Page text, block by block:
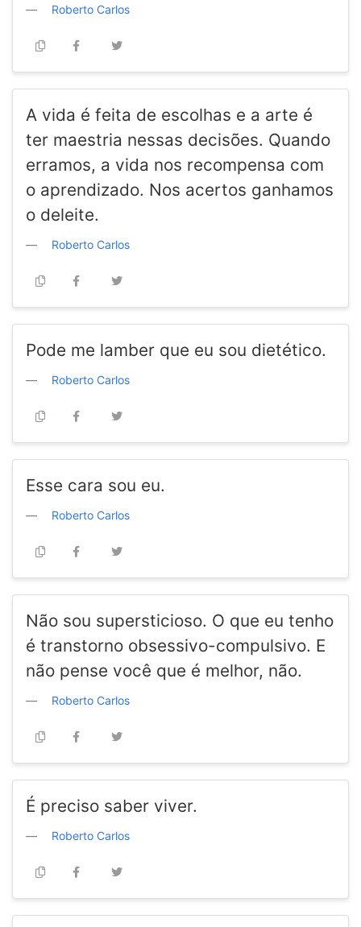
Roberto Carlos
A vida é feita de escolhas e a arte é
ter maestria nessas decisões. Quando
erramos, a vida nos recompensa com
o aprendizado. Nos acertos ganhamos
o deleite.
Roberto Carlos
Pode me lamber que eu sou dietético.
Roberto Carlos
Esse cara sou eu.
Roberto Carlos
Não sou supersticioso. O que eu tenho
é transtorno obsessivo-compulsivo. E
não pense você que é melhor, não.
Roberto Carlos
É preciso saber viver.
Roberto Carlos